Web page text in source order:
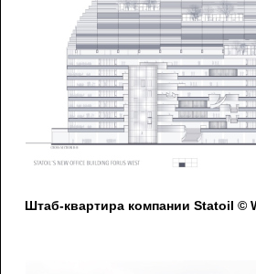
Штаб-квартира компании Statoil ©